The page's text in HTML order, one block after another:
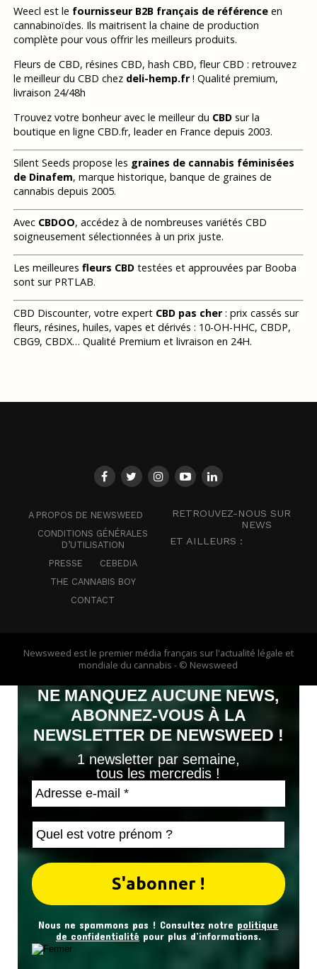
Weecl est le fournisseur B2B français de référenceen
cannabinoïdes. Ils maitrisent la chaine de production
complète pour vous offrir les meilleurs produits.
Fleurs de CBD, résines CBD, hash CBD, fleur CBD : retrouvez
le meilleur du CBD chez deli-hemp.fr! Qualité premium,
livraison 24/48h
Trouvez votre bonheur avec le meilleur du CBDsur la
boutique en ligne CBD.fr, leader en France depuis 2003.
Silent Seeds propose les graines de cannabis féminisées
de Dinafem, marque historique, banque de graines de
cannabis depuis 2005.
Avec CBDOO, accédez à de nombreuses variétés CBD
soigneusement sélectionnées à un prix juste.
Les meilleures fleurs CBDtestées et approuvées par Booba
sont sur PRTLAB.
CBD Discounter, votre expert CBD pas cher: prix cassés sur
fleurs, résines, huiles, vapes et dérivés : 10-OH-HHC, CBDP,
CBG9, CBDX… Qualité Premium et livraison en 24H.
A PROPOS DE NEWSWEED
CONDITIONS GÉNÉRALES
D’UTILISATION
PRESSE
CEBEDIA
THE CANNABIS BOY
CONTACT
RETROUVEZ-NOUS SUR
NEWS
ET AILLEURS :
Newsweed est le premier média français sur l'actualité légale et
mondiale du cannabis - © Newsweed
NE MANQUEZ AUCUNE NEWS,
ABONNEZ-VOUS À LA
NEWSLETTER DE NEWSWEED !
1 newsletter par semaine,
tous les mercredis !
Nous ne spammons pas ! Consultez notre politique
de confidentialité pour plus d’informations.